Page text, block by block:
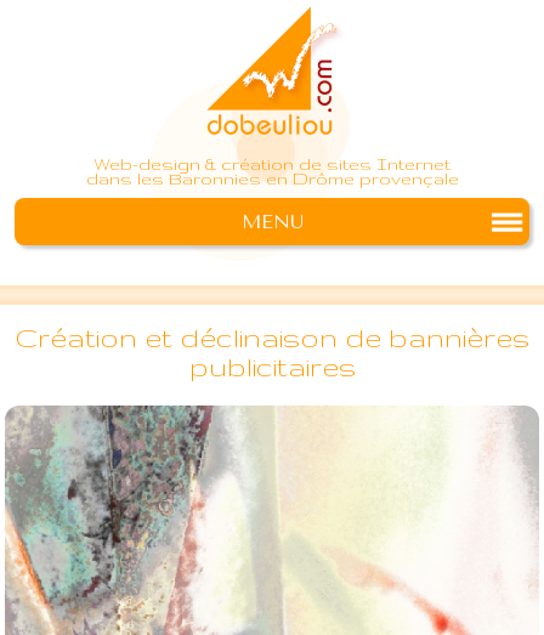
Web-design & création de sites Internet
dans les Baronnies en Drôme provençale
MENU
Création et déclinaison de bannières
publicitaires